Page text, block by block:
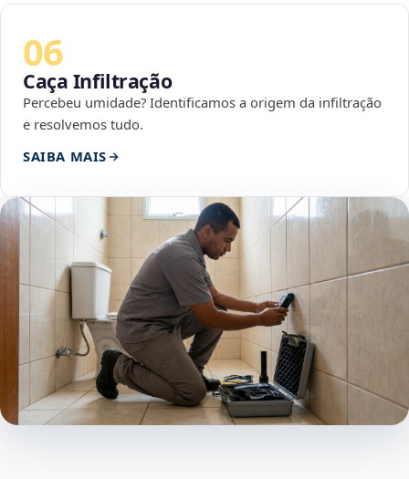
06
Caça Infiltração
Percebeu umidade? Identificamos a origem da infiltração
e resolvemos tudo.
SAIBA MAIS